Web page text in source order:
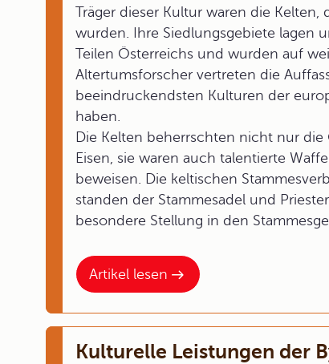
Artikel lesen
Träger dieser Kultur waren die
wurden. Ihre Siedlungsgebiete lagen
Teilen Österreichs und wurden auf
Altertumsforscher vertreten die
beeindruckendsten Kulturen der
haben.
Die Kelten beherrschten nicht nur
Eisen, sie waren auch talentierte
beweisen. Die keltischen
standen der Stammesadel und
besondere Stellung in den
Kulturelle Leistungen der